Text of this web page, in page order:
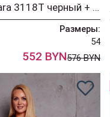
Пальто Azzara 3118Т черный + зеленый
Размеры:
54
552 BYN576 BYN